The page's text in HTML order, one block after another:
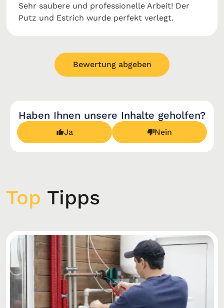
Sehr saubere und professionelle Arbeit! Der
Putz und Estrich wurde perfekt verlegt.
Bewertung abgeben
Haben Ihnen unsere Inhalte geholfen?
Ja Nein
Top Tipps